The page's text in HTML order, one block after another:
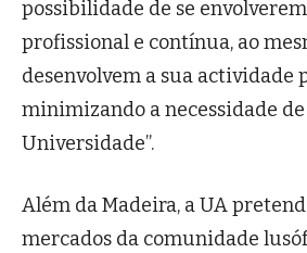
possibilidade de se
profissional e contínua, ao
desenvolvem a sua actividade
minimizando a necessidade de
Universidade”.
Além da Madeira, a UA
mercados da comunidade